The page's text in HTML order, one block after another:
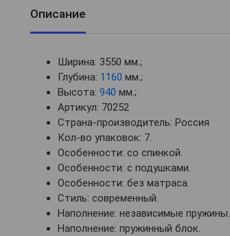
Описание
Ширина: 3550 мм.;
Глубина: 1160 мм.;
Высота: 940 мм.;
Артикул: 70252
Страна-производитель: Россия
Кол-во упаковок: 7.
Особенности: со спинкой.
Особенности: с подушками.
Особенности: без матраса.
Стиль: современный.
Наполнение: независимые пружины.
Наполнение: пружинный блок.